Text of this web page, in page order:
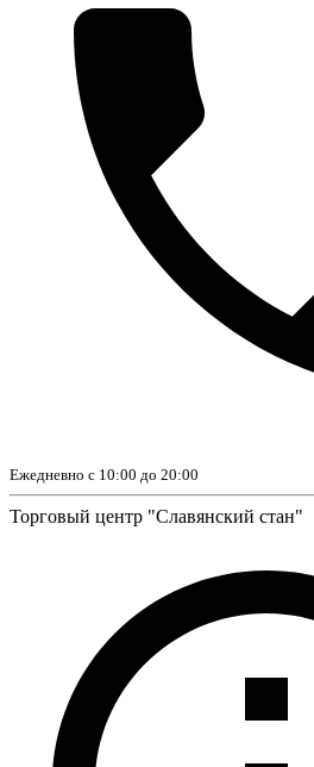
Ежедневно с 10:00 до 20:00
Торговый центр "Славянский стан"